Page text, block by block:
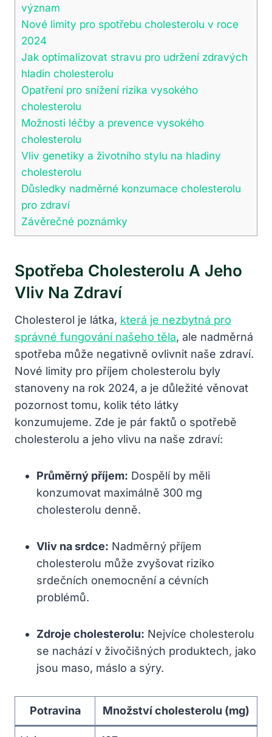
význam
Nové limity pro spotřebu cholesterolu v roce
2024
Jak optimalizovat stravu pro udržení zdravých
hladin cholesterolu
Opatření pro snížení rizika vysokého
cholesterolu
Možnosti léčby a prevence vysokého
cholesterolu
Vliv genetiky a životního stylu na hladiny
cholesterolu
Důsledky nadměrné konzumace cholesterolu
pro zdraví
Závěrečné poznámky
Spotřeba Cholesterolu A Jeho
Vliv Na Zdraví
Cholesterol je látka, která je nezbytná pro
správné fungování našeho těla, ale nadměrná
spotřeba může negativně ovlivnit naše zdraví.
Nové limity pro příjem cholesterolu byly
stanoveny na rok 2024, a je důležité věnovat
pozornost tomu, kolik této látky
konzumujeme. Zde je pár faktů o spotřebě
cholesterolu a jeho vlivu na naše zdraví:
Průměrný příjem: Dospělí by měli
konzumovat maximálně 300 mg
cholesterolu denně.
Vliv na srdce: Nadměrný příjem
cholesterolu může zvyšovat riziko
srdečních onemocnění a cévních
problémů.
Zdroje cholesterolu: Nejvíce cholesterolu
se nachází v živočišných produktech, jako
jsou maso, máslo a sýry.
Potravina Množství cholesterolu (mg)